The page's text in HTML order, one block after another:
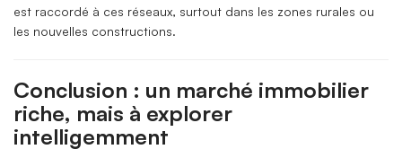
est raccordé à ces réseaux, surtout dans les zones rurales ou
les nouvelles constructions.
Conclusion : un marché immobilier
riche, mais à explorer
intelligemment